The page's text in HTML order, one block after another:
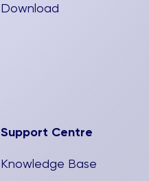
Download
Support Centre
Knowledge Base